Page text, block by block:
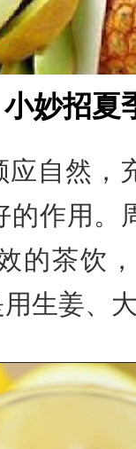
小妙招夏
应自然，
的作用。
的茶饮
生姜、